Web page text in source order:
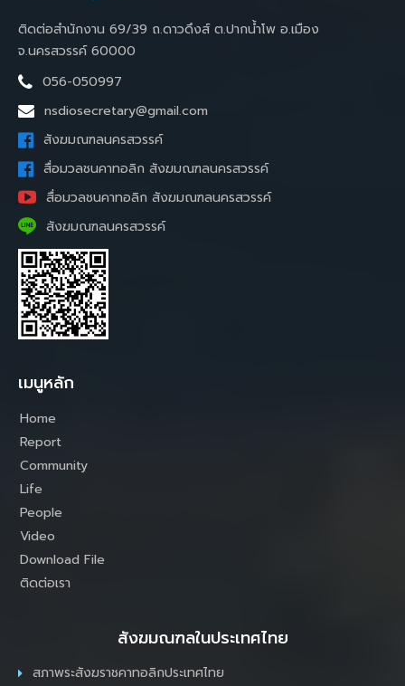
ติดต่อสำนักงาน 69/39 ถ.ดาวดึงส์ ต.ปากน้ำโพ อ.เมือง
จ.นครสวรรค์ 60000
056-050997
nsdiosecretary@gmail.com
สังฆมณฑลนครสวรรค์
สื่อมวลชนคาทอลิก สังฆมณฑลนครสวรรค์
สื่อมวลชนคาทอลิก สังฆมณฑลนครสวรรค์
สังฆมณฑลนครสวรรค์
เมนูหลัก
Home
Report
Community
Life
People
Video
Download File
ติดต่อเรา
สังฆมณฑลในประเทศไทย
สภาพระสังฆราชคาทอลิกประเทศไทย